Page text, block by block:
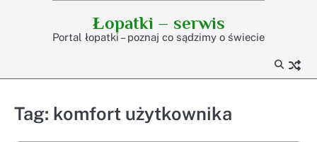
Łopatki – serwis
Portal łopatki – poznaj co sądzimy o świecie
Tag: komfort użytkownika